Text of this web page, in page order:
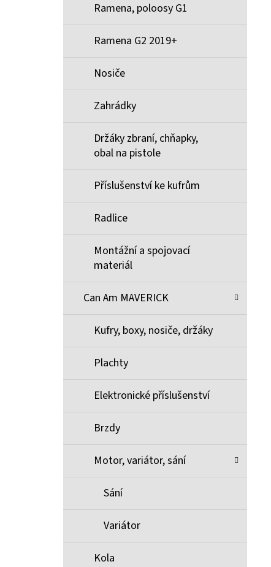
Ramena, poloosy G1
Ramena G2 2019+
Nosiče
Zahrádky
Držáky zbraní, chňapky,
obal na pistole
Příslušenství ke kufrům
Radlice
Montážní a spojovací
materiál
Can Am MAVERICK
Kufry, boxy, nosiče, držáky
Plachty
Elektronické příslušenství
Brzdy
Motor, variátor, sání
Sání
Variátor
Kola